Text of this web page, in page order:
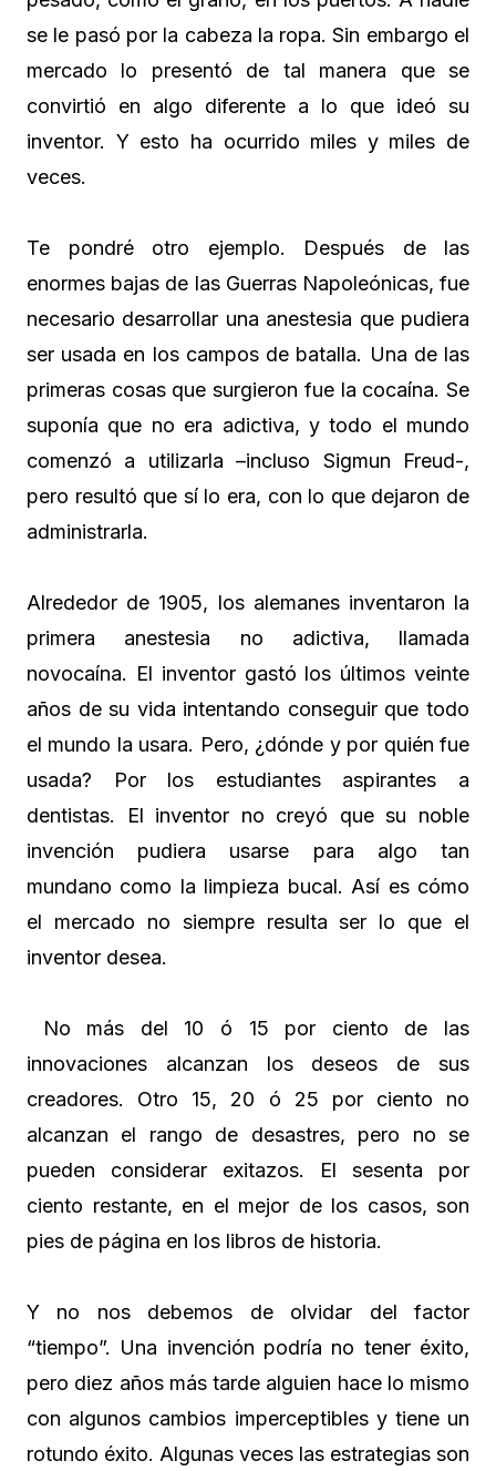
se le pasó por la cabeza la ropa. Sin embargo el
mercado lo presentó de tal manera que se
convirtió en algo diferente a lo que ideó su
inventor. Y esto ha ocurrido miles y miles de
veces.
Te pondré otro ejemplo. Después de las
enormes bajas de las Guerras Napoleónicas, fue
necesario desarrollar una anestesia que pudiera
ser usada en los campos de batalla. Una de las
primeras cosas que surgieron fue la cocaína. Se
suponía que no era adictiva, y todo el mundo
comenzó a utilizarla –incluso Sigmun Freud-,
pero resultó que sí lo era, con lo que dejaron de
administrarla.
Alrededor de 1905, los alemanes inventaron la
primera anestesia no adictiva, llamada
novocaína. El inventor gastó los últimos veinte
años de su vida intentando conseguir que todo
el mundo la usara. Pero, ¿dónde y por quién fue
usada? Por los estudiantes aspirantes a
dentistas. El inventor no creyó que su noble
invención pudiera usarse para algo tan
mundano como la limpieza bucal. Así es cómo
el mercado no siempre resulta ser lo que el
inventor desea.
No más del 10 ó 15 por ciento de las
innovaciones alcanzan los deseos de sus
creadores. Otro 15, 20 ó 25 por ciento no
alcanzan el rango de desastres, pero no se
pueden considerar exitazos. El sesenta por
ciento restante, en el mejor de los casos, son
pies de página en los libros de historia.
Y no nos debemos de olvidar del factor
“tiempo”. Una invención podría no tener éxito,
pero diez años más tarde alguien hace lo mismo
con algunos cambios imperceptibles y tiene un
rotundo éxito. Algunas veces las estrategias son